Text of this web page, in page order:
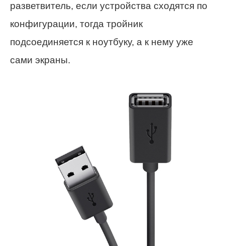
разветвитель, если устройства сходятся по
конфигурации, тогда тройник
подсоединяется к ноутбуку, а к нему уже
сами экраны.